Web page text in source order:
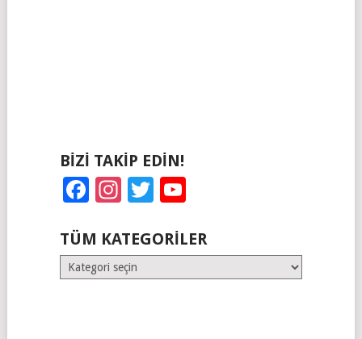
BIZI TAKIP EDIN!
Facebook
Instagram
Twitter
TÜM KATEGORILER
Tüm
Kategoriler